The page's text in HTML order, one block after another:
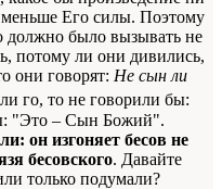
меньше Его силы. Поэтому
должно было вызывать не
потому ли они дивились,
они говорят: Не сын ли
го, то не говорили бы:
"Это – Сын Божий".
он изгоняет бесов не
бесовского. Давайте
только подумали?